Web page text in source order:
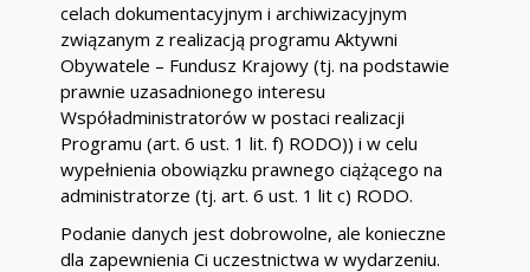
celach dokumentacyjnym i archiwizacyjnym
związanym z realizacją programu Aktywni
Obywatele – Fundusz Krajowy (tj. na podstawie
prawnie uzasadnionego interesu
Współadministratorów w postaci realizacji
Programu (art. 6 ust. 1 lit. f) RODO)) i w celu
wypełnienia obowiązku prawnego ciążącego na
administratorze (tj. art. 6 ust. 1 lit c) RODO.
Podanie danych jest dobrowolne, ale konieczne
dla zapewnienia Ci uczestnictwa w wydarzeniu.